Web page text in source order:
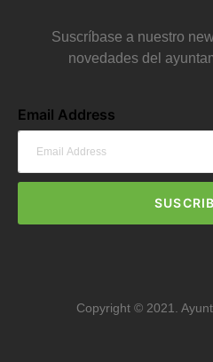
Suscríbase a nuestro
novedades del
Email Address
Copyright © 2021.